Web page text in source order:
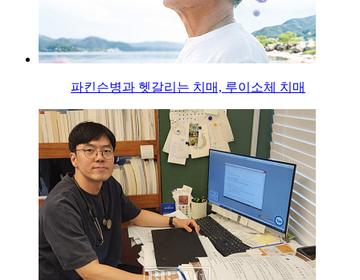
파킨슨병과 헷갈리는 치매, 루이소체 치매